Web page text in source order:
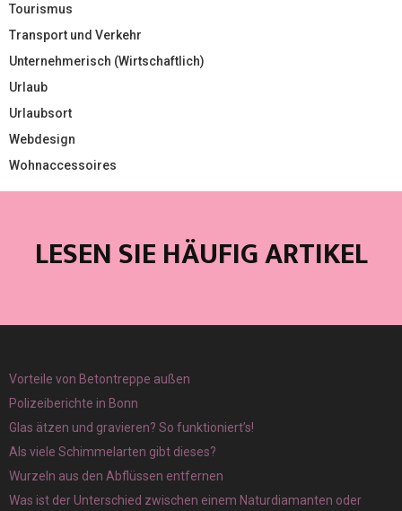
Tourismus
Transport und Verkehr
Unternehmerisch (Wirtschaftlich)
Urlaub
Urlaubsort
Webdesign
Wohnaccessoires
LESEN SIE HÄUFIG ARTIKEL
Vorteile von Betontreppe außen
Polizeiberichte in Bonn
Glas ätzen und gravieren? So funktioniert’s!
Als viele Schimmelarten gibt dieses?
Wurzeln aus den Abflüssen entfernen
Was ist der Unterschied zwischen einem Naturdiamanten oder